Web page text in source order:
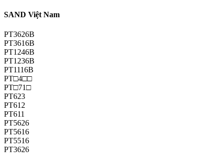
SAND Việt Nam
PT3626B
PT3616B
PT1246B
PT1236B
PT1116B
PT□4□□
PT□71□
PT623
PT612
PT611
PT5626
PT5616
PT5516
PT3626